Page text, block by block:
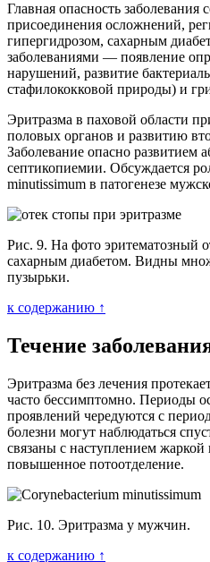
Главная опасность заболевания
присоединения осложнений,
гипергидрозом, сахарным
заболеваниями — появление
нарушений, развитие
стафилококковой природы) и
Эритразма в паховой области
половых органов и развитию
Заболевание опасно развитием
септикопиемии. Обсуждается
minutissimum в патогенезе
Рис. 9. На фото эритематозный
сахарным диабетом. Видны
пузырьки.
к содержанию ↑
Течение
Эритразма без лечения
часто бессимптомно. Периоды
проявлений чередуются с
болезни могут наблюдаться
связаны с наступлением жаркой
повышенное потоотделение.
Рис. 10. Эритразма у мужчин.
к содержанию ↑